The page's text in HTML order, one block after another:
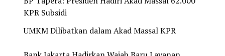
KPR Subsidi
UMKM Dilibatkan dalam Akad Massal KPR